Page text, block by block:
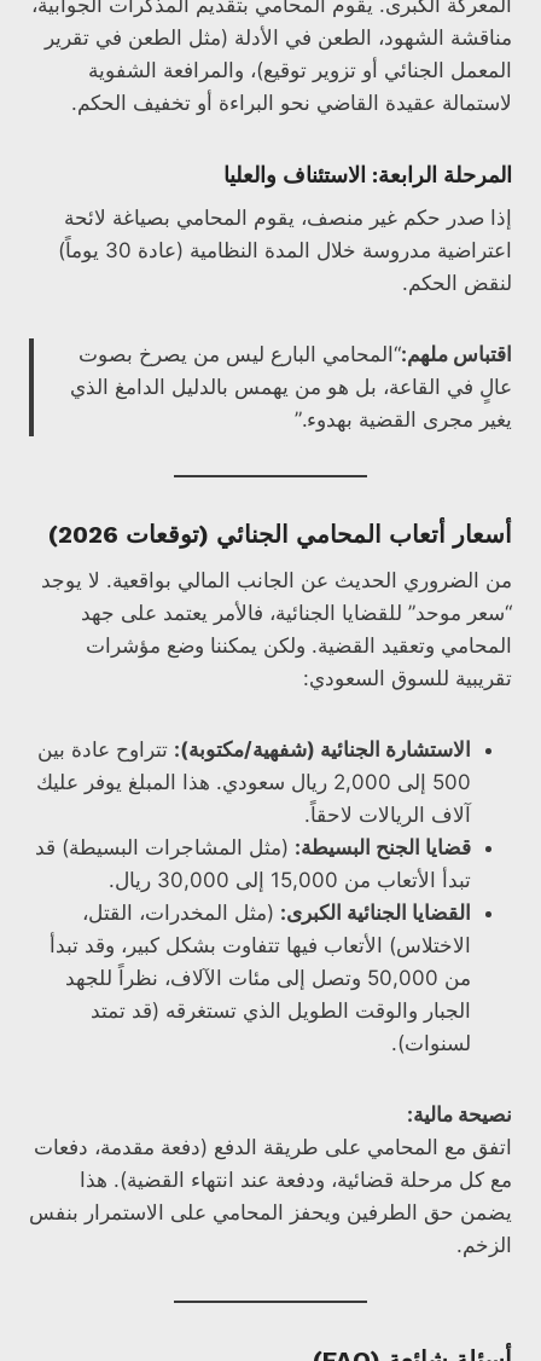
المعركة الكبرى. يقوم المحامي بتقديم المذكرات الجوابية،
مناقشة الشهود، الطعن في الأدلة (مثل الطعن في تقرير
المعمل الجنائي أو تزوير توقيع)، والمرافعة الشفوية
لاستمالة عقيدة القاضي نحو البراءة أو تخفيف الحكم.
المرحلة الرابعة: الاستئناف والعليا
إذا صدر حكم غير منصف، يقوم المحامي بصياغة لائحة
اعتراضية مدروسة خلال المدة النظامية (عادة 30 يوماً)
لنقض الحكم.
اقتباس ملهم:“المحامي البارع ليس من يصرخ بصوت
عالٍ في القاعة، بل هو من يهمس بالدليل الدامغ الذي
يغير مجرى القضية بهدوء.”
أسعار أتعاب المحامي الجنائي (توقعات 2026)
من الضروري الحديث عن الجانب المالي بواقعية. لا يوجد
“سعر موحد” للقضايا الجنائية، فالأمر يعتمد على جهد
المحامي وتعقيد القضية. ولكن يمكننا وضع مؤشرات
تقريبية للسوق السعودي:
الاستشارة الجنائية (شفهية/مكتوبة): تتراوح عادة بين
500 إلى 2,000 ريال سعودي. هذا المبلغ يوفر عليك
آلاف الريالات لاحقاً.
قضايا الجنح البسيطة: (مثل المشاجرات البسيطة) قد
تبدأ الأتعاب من 15,000 إلى 30,000 ريال.
القضايا الجنائية الكبرى: (مثل المخدرات، القتل،
الاختلاس) الأتعاب فيها تتفاوت بشكل كبير، وقد تبدأ
من 50,000 وتصل إلى مئات الآلاف، نظراً للجهد
الجبار والوقت الطويل الذي تستغرقه (قد تمتد
لسنوات).
نصيحة مالية:
اتفق مع المحامي على طريقة الدفع (دفعة مقدمة، دفعات
مع كل مرحلة قضائية، ودفعة عند انتهاء القضية). هذا
يضمن حق الطرفين ويحفز المحامي على الاستمرار بنفس
الزخم.